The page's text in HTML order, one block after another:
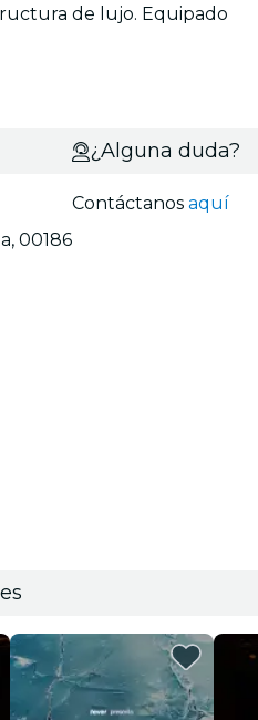
de lujo. Equipado
00186
¿Alguna duda?
Contáctanosaquí